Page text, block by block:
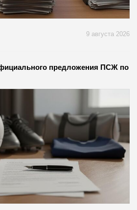
9 августа 2026
предложения ПСЖ по